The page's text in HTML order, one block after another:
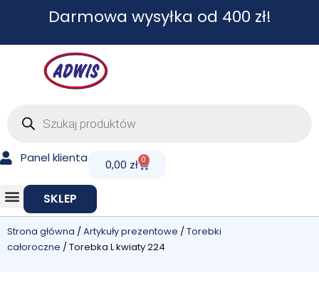
Darmowa wysyłka od 400 zł!
Panel klienta 0,00 zł 0
Cart
SKLEP
Strona główna /Artykuły prezentowe /Torebki
całoroczne / Torebka L kwiaty 224